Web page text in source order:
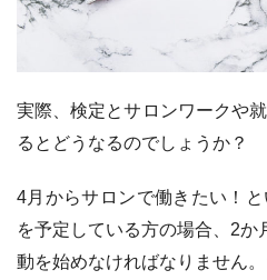
実際、検定とサロンワークや
るとどうなるのでしょうか？
4月からサロンで働きたい！
を予定している方の場合、2
動を始めなければなりません